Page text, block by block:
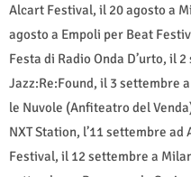
Alcart Festival, il 20 agosto a
agosto a Empoli per Beat
Festa di Radio Onda D’urto, il
Jazz:Re:Found, il 3 settembre
le Nuvole (Anfiteatro del
NXT Station, l’11 settembre
Festival, il 12 settembre a